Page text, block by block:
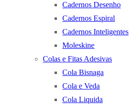
Cadernos Desenho
Cadernos Espiral
Cadernos Inteligentes
Moleskine
Colas e Fitas Adesivas
Cola Bisnaga
Cola e Veda
Cola Liquida